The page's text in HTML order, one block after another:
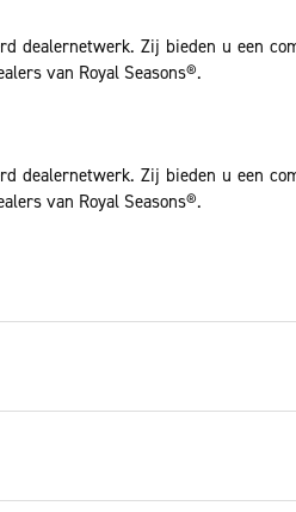
dealernetwerk. Zij bieden u een
van Royal Seasons®.
dealernetwerk. Zij bieden u een
van Royal Seasons®.